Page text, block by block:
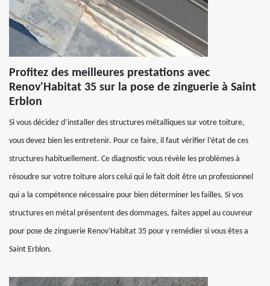
Profitez des meilleures prestations avec
Renov'Habitat 35 sur la pose de zinguerie à Saint
Erblon
Si vous décidez d’installer des structures métalliques sur votre toiture,
vous devez bien les entretenir. Pour ce faire, il faut vérifier l’état de ces
structures habituellement. Ce diagnostic vous révèle les problèmes à
résoudre sur votre toiture alors celui qui le fait doit être un professionnel
qui a la compétence nécessaire pour bien déterminer les failles. Si vos
structures en métal présentent des dommages, faites appel au couvreur
pour pose de zinguerie Renov'Habitat 35 pour y remédier si vous êtes a
Saint Erblon.